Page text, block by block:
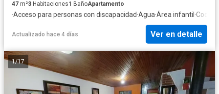
47 m²3 Habitaciones1 BañoApartamento
·Acceso para personas con discapacidad·Agua·Área infantil ·
Actualizado hace 4 días Ver en detalle
1/17